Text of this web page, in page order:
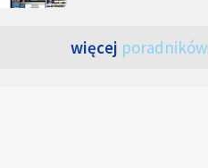
więcej poradników